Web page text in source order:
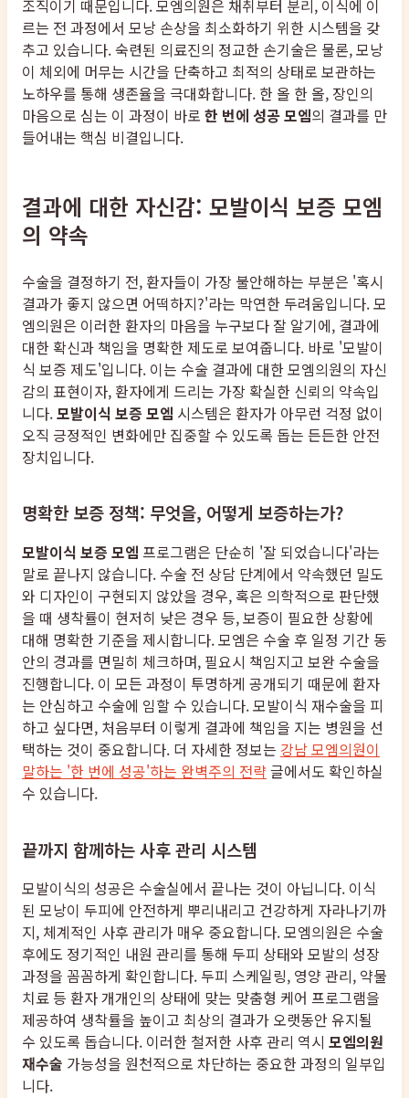
조직이기 때문입니다. 모엠의원은 채취부터 분리, 이식에 이
르는 전 과정에서 모낭 손상을 최소화하기 위한 시스템을 갖
추고 있습니다. 숙련된 의료진의 정교한 손기술은 물론, 모낭
이 체외에 머무는 시간을 단축하고 최적의 상태로 보관하는
노하우를 통해 생존율을 극대화합니다. 한 올 한 올, 장인의
마음으로 심는 이 과정이 바로 한 번에 성공 모엠의 결과를 만
들어내는 핵심 비결입니다.
결과에 대한 자신감: 모발이식 보증 모엠
의 약속
수술을 결정하기 전, 환자들이 가장 불안해하는 부분은 '혹시
결과가 좋지 않으면 어떡하지?'라는 막연한 두려움입니다. 모
엠의원은 이러한 환자의 마음을 누구보다 잘 알기에, 결과에
대한 확신과 책임을 명확한 제도로 보여줍니다. 바로 '모발이
식 보증 제도'입니다. 이는 수술 결과에 대한 모엠의원의 자신
감의 표현이자, 환자에게 드리는 가장 확실한 신뢰의 약속입
니다.모발이식 보증 모엠 시스템은 환자가 아무런 걱정 없이
오직 긍정적인 변화에만 집중할 수 있도록 돕는 든든한 안전
장치입니다.
명확한 보증 정책: 무엇을, 어떻게 보증하는가?
모발이식 보증 모엠 프로그램은 단순히 '잘 되었습니다'라는
말로 끝나지 않습니다. 수술 전 상담 단계에서 약속했던 밀도
와 디자인이 구현되지 않았을 경우, 혹은 의학적으로 판단했
을 때 생착률이 현저히 낮은 경우 등, 보증이 필요한 상황에
대해 명확한 기준을 제시합니다. 모엠은 수술 후 일정 기간 동
안의 경과를 면밀히 체크하며, 필요시 책임지고 보완 수술을
진행합니다. 이 모든 과정이 투명하게 공개되기 때문에 환자
는 안심하고 수술에 임할 수 있습니다. 모발이식 재수술을 피
하고 싶다면, 처음부터 이렇게 결과에 책임을 지는 병원을 선
택하는 것이 중요합니다. 더 자세한 정보는 강남 모엠의원이
말하는 '한 번에 성공'하는 완벽주의 전략글에서도 확인하실
수 있습니다.
끝까지 함께하는 사후 관리 시스템
모발이식의 성공은 수술실에서 끝나는 것이 아닙니다. 이식
된 모낭이 두피에 안전하게 뿌리내리고 건강하게 자라나기까
지, 체계적인 사후 관리가 매우 중요합니다. 모엠의원은 수술
후에도 정기적인 내원 관리를 통해 두피 상태와 모발의 성장
과정을 꼼꼼하게 확인합니다. 두피 스케일링, 영양 관리, 약물
치료 등 환자 개개인의 상태에 맞는 맞춤형 케어 프로그램을
제공하여 생착률을 높이고 최상의 결과가 오랫동안 유지될
수 있도록 돕습니다. 이러한 철저한 사후 관리 역시 모엠의원
재수술 가능성을 원천적으로 차단하는 중요한 과정의 일부입
니다.